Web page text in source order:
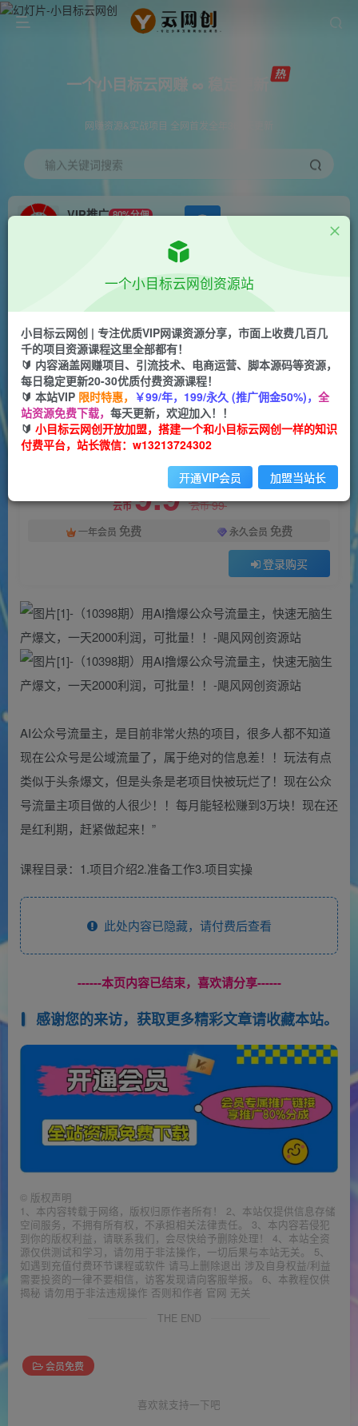
一个小目标云网赚 ∞ 稳定更新
网赚资源&实战项目 全网首发全年365天更新
输入关键词搜索
VIP推广 80%分佣
会员免费 正文
（10398期）用AI撸爆公众号流量主，快速无脑生
产爆文，一天2000利润，可批量！！
一个小目标云网创
2年前发布
关注 私信
31 0
此内容为付费资源，请付费后查看
云币9.9 限时特惠
云币99
一年会员 免费 永久会员 免费
登录购买
付费资源
AI公众号流量主，是目前非常火热的项目，很多人都不知道
现在公众号是公域流量了，属于绝对的信息差！！玩法有点
类似于头条爆文，但是头条是老项目快被玩烂了！现在公众
号流量主项目做的人很少！！每月能轻松赚到3万块！现在还
是红利期，赶紧做起来！”
课程目录：1.项目介绍2.准备工作3.项目实操
此处内容已隐藏，请付费后查看
------本页内容已结束，喜欢请分享------
感谢您的来访，获取更多精彩文章请收藏本站。
© 版权声明
1、本内容转载于网络，版权归原作者所有！ 2、本站仅提供信息存储
空间服务，不拥有所有权，不承担相关法律责任。 3、本内容若侵犯
到你的版权利益，请联系我们，会尽快给予删除处理！ 4、本站全资
源仅供测试和学习，请勿用于非法操作，一切后果与本站无关。 5、
如遇到充值付费环节课程或软件 请马上删除退出 涉及自身权益/利益
需要投资的一律不要相信，访客发现请向客服举报。 6、本教程仅供
揭秘 请勿用于非法违规操作 否则和作者 官网 无关
THE END
会员免费
喜欢就支持一下吧
一个小目标云网创资源站
小目标云网创 | 专注优质VIP网课资源分享，市面上收费几百几
千的项目资源课程这里全部都有！
🔰 内容涵盖网赚项目、引流技术、电商运营、脚本源码等资源，
每日稳定更新20-30优质付费资源课程！
🔰 本站VIP 限时特惠， ￥99/年，199/永久 (推广佣金50%)， 全
站资源免费下载， 每天更新，欢迎加入！！
🔰 小目标云网创开放加盟，搭建一个和小目标云网创一样的知识
付费平台，站长微信：w13213724302
开通VIP会员 加盟当站长